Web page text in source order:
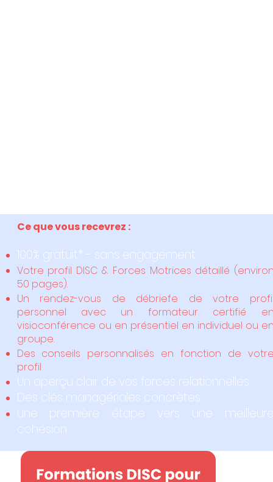
Ce que vous recevrez :
100% gratuit* - sans engagement
Votre profil DISC & Forces Motrices détaillé
50 pages).
Un rendez-vous de débriefe de votre
personnel avec un formateur certifié
visioconférence ou en présentiel en individuel ou
groupe.
Des conseils personnalisés en fonction de
profil
Un aperçu clair de vos forces relationnelles
Des clés managériales concrètes
une première étape vers une
cohésion